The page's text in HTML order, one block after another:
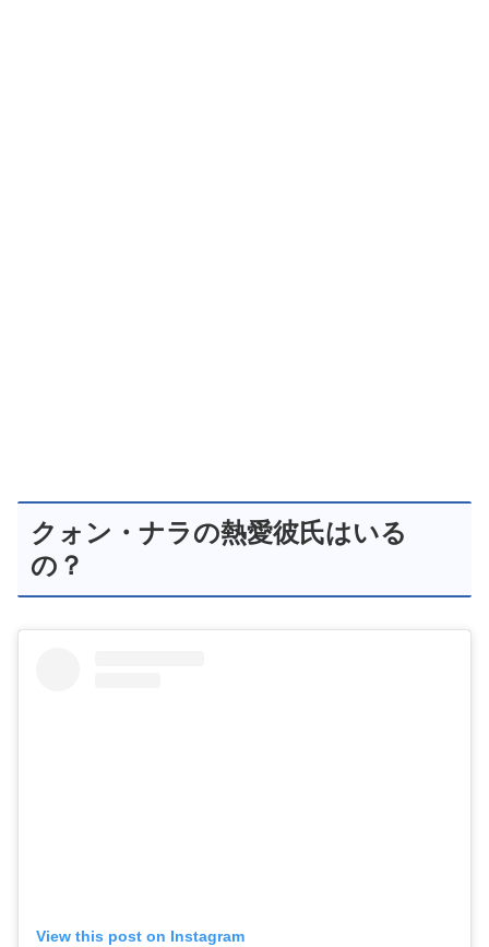
クォン・ナラの熱愛彼氏はいる
の？
View this post on Instagram